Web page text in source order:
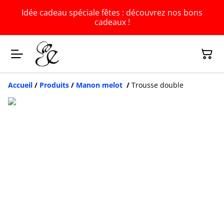
Idée cadeau spéciale fêtes : découvrez nos bons
cadeaux !
Accueil / Produits / Manon melot / Trousse double